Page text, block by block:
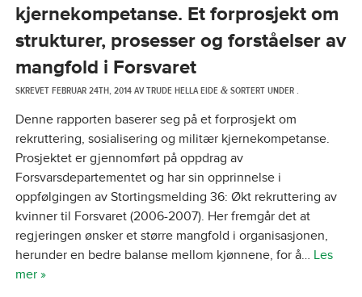
kjernekompetanse. Et forprosjekt om
strukturer, prosesser og forståelser av
mangfold i Forsvaret
SKREVETFEBRUAR 24TH, 2014AVTRUDE HELLA EIDE &SORTERT UNDER .
Denne rapporten baserer seg på et forprosjekt om
rekruttering, sosialisering og militær kjernekompetanse.
Prosjektet er gjennomført på oppdrag av
Forsvarsdepartementet og har sin opprinnelse i
oppfølgingen av Stortingsmelding 36: Økt rekruttering av
kvinner til Forsvaret (2006-2007). Her fremgår det at
regjeringen ønsker et større mangfold i organisasjonen,
herunder en bedre balanse mellom kjønnene, for å… Les
mer »